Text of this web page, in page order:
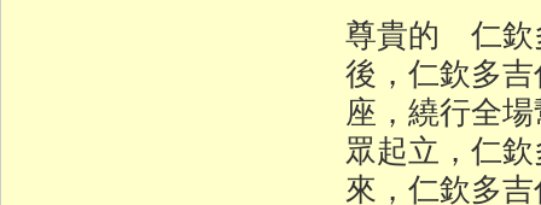
尊貴的 仁欽
後，仁欽多
座，繞行全
眾起立，仁
來，仁欽多